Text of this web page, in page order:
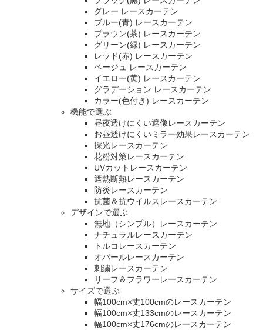
グレー レースカーテン
ブルー(青) レースカーテン
ブラウン(茶) レースカーテン
グリーン(緑) レースカーテン
レッド(赤) レースカーテン
ベージュ レースカーテン
イエロー(黄) レースカーテン
グラデーション レースカーテン
カラー(色付き) レースカーテン
機能で選ぶ
昼夜透けにくい遮像レースカーテン
お昼透けにくいミラー効果レースカーテン
採光レースカーテン
花粉対策レースカーテン
UVカットレースカーテン
遮熱断熱レースカーテン
防炎レースカーテン
抗菌＆抗ウイルスレースカーテン
デザインで選ぶ
無地（シンプル）レースカーテン
ナチュラルレースカーテン
トルコレースカーテン
オパールレースカーテン
刺繍レースカーテン
リーフ＆フラワーレースカーテン
サイズで選ぶ
幅100cm×丈100cmのレースカーテン
幅100cm×丈133cmのレースカーテン
幅100cm×丈176cmのレースカーテン